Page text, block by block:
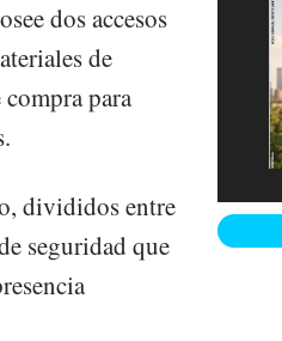
dos accesos
de
para
divididos entre
seguridad que